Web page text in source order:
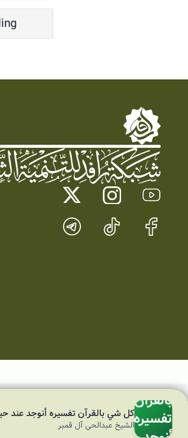
كل
شي
بالقرآن
تفسيرهكل شي بالقرآن تفسيره أنوجد عند
الشيخ عبدالحي آل قمبر